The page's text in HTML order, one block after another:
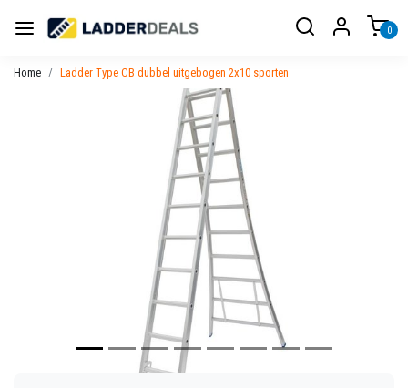
0
Home Ladder Type CB dubbel uitgebogen 2x10 sporten